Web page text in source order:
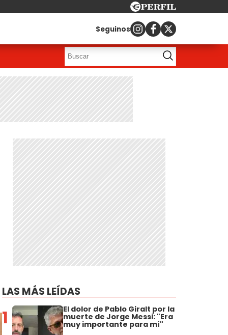
Seguinos
LAS MÁS LEÍDAS
1 El dolor de Pablo Giralt por la
muerte de Jorge Messi: "Era
muy importante para mí"